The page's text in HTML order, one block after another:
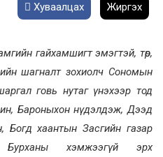
Хуваалцах Жиргэх
гайхамшигт эмэгтэй, төр,
шагналт зохиолч Сономын
говь нутаг үнэхээр тод
Бароныхон нүдэлдэж, Дээд
хаантын Засгийн газар
хэмжээгүй эрх